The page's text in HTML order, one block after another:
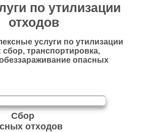
по утилизации
отходов
услуги по утилизации
транспортировка,
опасных
Сбор
отходов